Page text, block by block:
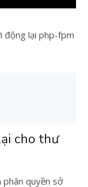
động lại php-fpm
cho thư
quyền sở